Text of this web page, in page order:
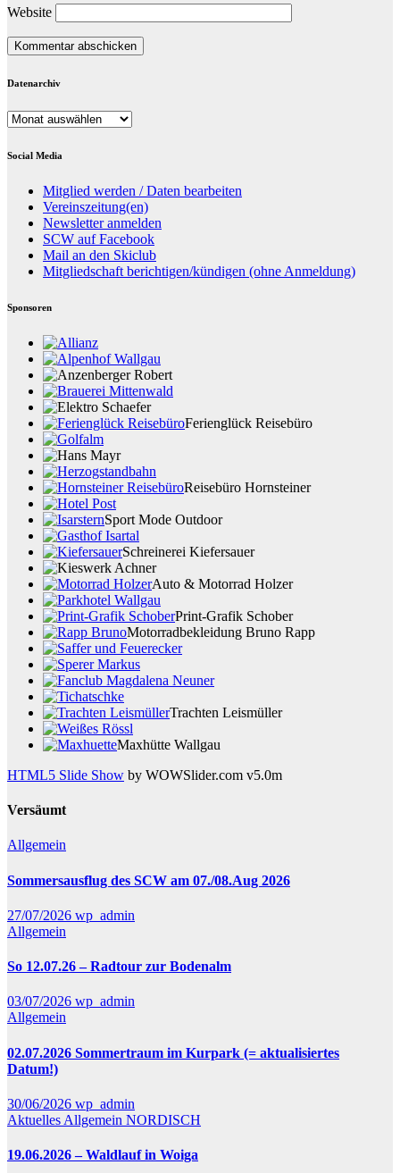
Website
Datenarchiv
Datenarchiv
Social Media
Mitglied werden / Daten bearbeiten
Vereinszeitung(en)
Newsletter anmelden
SCW auf Facebook
Mail an den Skiclub
Mitgliedschaft berichtigen/kündigen (ohne Anmeldung)
Sponsoren
Ferienglück Reisebüro
Reisebüro Hornsteiner
Sport Mode Outdoor
Schreinerei Kiefersauer
Auto & Motorrad Holzer
Print-Grafik Schober
Motorradbekleidung Bruno Rapp
Trachten Leismüller
Maxhütte Wallgau
HTML5 Slide Show by WOWSlider.com v5.0m
Versäumt
Allgemein
Sommersausflug des SCW am 07./08.Aug 2026
27/07/2026 wp_admin
Allgemein
So 12.07.26 – Radtour zur Bodenalm
03/07/2026 wp_admin
Allgemein
02.07.2026 Sommertraum im Kurpark (= aktualisiertes
Datum!)
30/06/2026 wp_admin
Aktuelles Allgemein NORDISCH
19.06.2026 – Waldlauf in Woiga